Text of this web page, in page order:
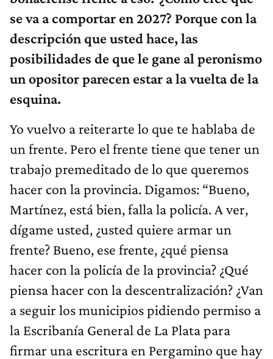
se va a comportar en 2027? Porque con la
descripción que usted hace, las
posibilidades de que le gane al peronismo
un opositor parecen estar a la vuelta de la
esquina.
Yo vuelvo a reiterarte lo que te hablaba de
un frente. Pero el frente tiene que tener un
trabajo premeditado de lo que queremos
hacer con la provincia. Digamos: “Bueno,
Martínez, está bien, falla la policía. A ver,
dígame usted, ¿usted quiere armar un
frente? Bueno, ese frente, ¿qué piensa
hacer con la policía de la provincia? ¿Qué
piensa hacer con la descentralización? ¿Van
a seguir los municipios pidiendo permiso a
la Escribanía General de La Plata para
firmar una escritura en Pergamino que hay